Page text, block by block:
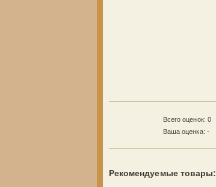
Всего оценок: 0
Ваша оценка: -
Рекомендуемые товары: